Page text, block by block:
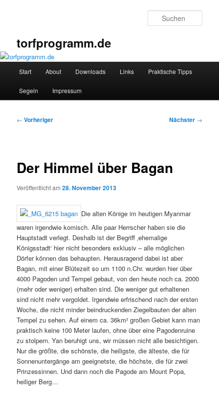
torfprogramm.de
Start About Downloads Links Praktische Tipps
Segeln Impressum
Beitragsnavigation
← Vorheriger Nächster →
Der Himmel über Bagan
Veröffentlicht am28. November 2013
Die alten Könige im heutigen Myanmar
waren irgendwie komisch. Alle paar Herrscher haben sie die
Hauptstadt verlegt. Deshalb ist der Begriff ‚ehemalige
Königsstadt‘ hier nicht besonders exklusiv – alle möglichen
Dörfer können das behaupten. Herausragend dabei ist aber
Bagan, mit einer Blütezeit so um 1100 n.Chr. wurden hier über
4000 Pagoden und Tempel gebaut, von den heute noch ca. 2000
(mehr oder weniger) erhalten sind. Die weniger gut erhaltenen
sind nicht mehr vergoldet. Irgendwie erfrischend nach der ersten
Woche, die nicht minder beindruckenden Ziegelbauten der alten
Tempel zu sehen. Auf einem ca. 36km² großen Gebiet kann man
praktisch keine 100 Meter laufen, ohne über eine Pagodenruine
zu stolpern. Yan beruhigt uns, wir müssen nicht alle besichtigen.
Nur die größte, die schönste, die heiligste, die älteste, die für
Sonnenuntergänge am geeignetste, die höchste, die für zwei
Prinzessinnen. Und dann noch die Pagode am Mount Popa,
heiliger Berg…